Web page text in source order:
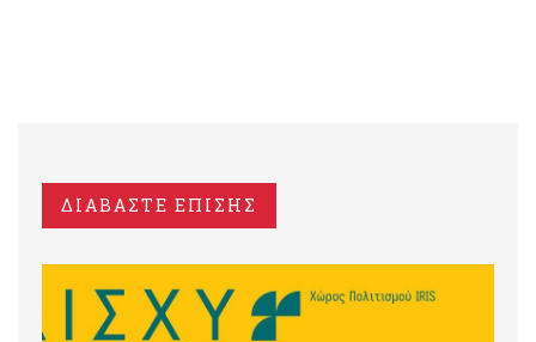
ΔΙΑΒΑΣΤΕ ΕΠΙΣΗΣ